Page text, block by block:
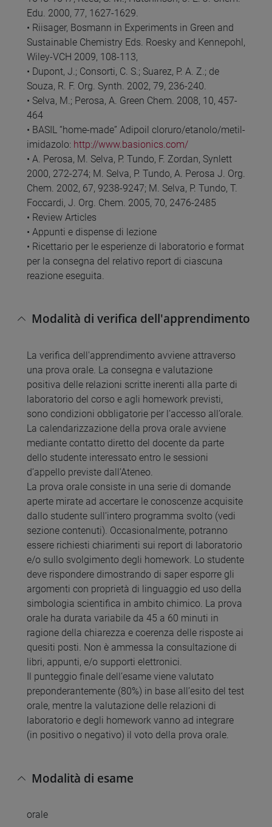
Edu. 2000, 77, 1627-1629.
• Riisager, Bosmann in Experiments in Green and
Sustainable Chemistry Eds. Roesky and Kennepohl,
Wiley-VCH 2009, 108-113,
• Dupont, J.; Consorti, C. S.; Suarez, P. A. Z.; de
Souza, R. F. Org. Synth. 2002, 79, 236-240.
• Selva, M.; Perosa, A. Green Chem. 2008, 10, 457-
464
• BASIL “home-made” Adipoil cloruro/etanolo/metil-
imidazolo: http://www.basionics.com/
• A. Perosa, M. Selva, P. Tundo, F. Zordan, Synlett
2000, 272-274; M. Selva, P. Tundo, A. Perosa J. Org.
Chem. 2002, 67, 9238-9247; M. Selva, P. Tundo, T.
Foccardi, J. Org. Chem. 2005, 70, 2476-2485
• Review Articles
• Appunti e dispense di lezione
• Ricettario per le esperienze di laboratorio e format
per la consegna del relativo report di ciascuna
reazione eseguita.
Modalità di verifica dell'apprendimento
La verifica dell'apprendimento avviene attraverso
una prova orale. La consegna e valutazione
positiva delle relazioni scritte inerenti alla parte di
laboratorio del corso e agli homework previsti,
sono condizioni obbligatorie per l’accesso all’orale.
La calendarizzazione della prova orale avviene
mediante contatto diretto del docente da parte
dello studente interessato entro le sessioni
d’appello previste dall’Ateneo.
La prova orale consiste in una serie di domande
aperte mirate ad accertare le conoscenze acquisite
dallo studente sull’intero programma svolto (vedi
sezione contenuti). Occasionalmente, potranno
essere richiesti chiarimenti sui report di laboratorio
e/o sullo svolgimento degli homework. Lo studente
deve rispondere dimostrando di saper esporre gli
argomenti con proprietà di linguaggio ed uso della
simbologia scientifica in ambito chimico. La prova
orale ha durata variabile da 45 a 60 minuti in
ragione della chiarezza e coerenza delle risposte ai
quesiti posti. Non è ammessa la consultazione di
libri, appunti, e/o supporti elettronici.
Il punteggio finale dell’esame viene valutato
preponderantemente (80%) in base all’esito del test
orale, mentre la valutazione delle relazioni di
laboratorio e degli homework vanno ad integrare
(in positivo o negativo) il voto della prova orale.
Modalità di esame
orale